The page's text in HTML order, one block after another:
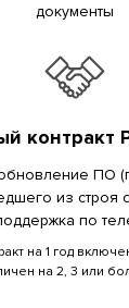
документы
контракт
ПО
из строя
по
на 1 год
на 2, 3 или